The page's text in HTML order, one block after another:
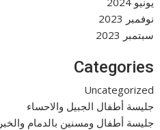
نوفمبر 2023
سبتمبر 2023
Categories
Uncategorized
جليسة أطفال الجبيل والاحساء
جليسة أطفال ومسنين بالدمام والخبر